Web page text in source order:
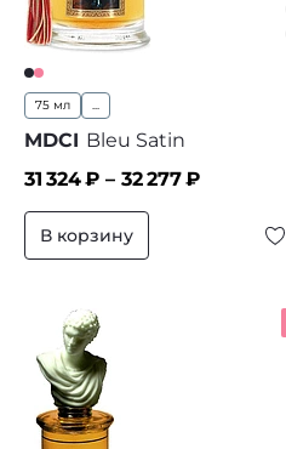
75 мл ...
MDCI Bleu Satin
31 324₽ – 32 277₽
В корзину